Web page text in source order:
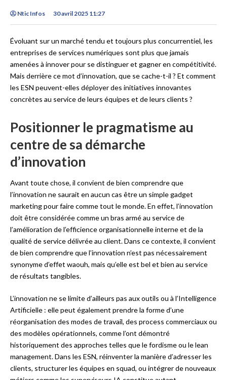
Ntic Infos 30 avril 2025 11:27
Évoluant sur un marché tendu et toujours plus concurrentiel, les
entreprises de services numériques sont plus que jamais
amenées à innover pour se distinguer et gagner en compétitivité.
Mais derrière ce mot d’innovation, que se cache-t-il ? Et comment
les ESN peuvent-elles déployer des initiatives innovantes
concrètes au service de leurs équipes et de leurs clients ?
Positionner le pragmatisme au
centre de sa démarche
d’innovation
Avant toute chose, il convient de bien comprendre que
l’innovation ne saurait en aucun cas être un simple gadget
marketing pour faire comme tout le monde. En effet, l’innovation
doit être considérée comme un bras armé au service de
l’amélioration de l’efficience organisationnelle interne et de la
qualité de service délivrée au client. Dans ce contexte, il convient
de bien comprendre que l’innovation n’est pas nécessairement
synonyme d’effet waouh, mais qu’elle est bel et bien au service
de résultats tangibles.
L’innovation ne se limite d’ailleurs pas aux outils ou à l’Intelligence
Artificielle : elle peut également prendre la forme d’une
réorganisation des modes de travail, des process commerciaux ou
des modèles opérationnels, comme l’ont démontré
historiquement des approches telles que le fordisme ou le lean
management. Dans les ESN, réinventer la manière d’adresser les
clients, structurer les équipes en squad, ou intégrer de nouveaux